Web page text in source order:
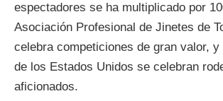
espectadores se ha multiplicado por
Asociación Profesional de Jinetes de
celebra competiciones de gran valor,
de los Estados Unidos se celebran
aficionados.